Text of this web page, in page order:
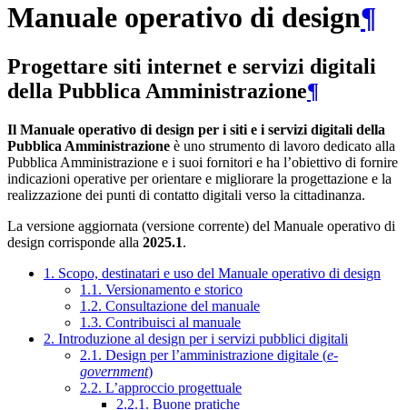
Manuale operativo di design¶
Progettare siti internet e servizi digitali
della Pubblica Amministrazione¶
Il Manuale operativo di design per i siti e i servizi digitali della
Pubblica Amministrazione è uno strumento di lavoro dedicato alla
Pubblica Amministrazione e i suoi fornitori e ha l’obiettivo di fornire
indicazioni operative per orientare e migliorare la progettazione e la
realizzazione dei punti di contatto digitali verso la cittadinanza.
La versione aggiornata (versione corrente) del Manuale operativo di
design corrisponde alla 2025.1.
1. Scopo, destinatari e uso del Manuale operativo di design
1.1. Versionamento e storico
1.2. Consultazione del manuale
1.3. Contribuisci al manuale
2. Introduzione al design per i servizi pubblici digitali
2.1. Design per l’amministrazione digitale (e-
government)
2.2. L’approccio progettuale
2.2.1. Buone pratiche